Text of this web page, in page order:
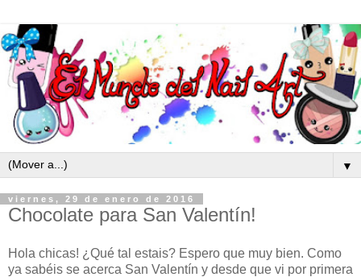
▼
viernes, 29 de enero de 2016
Chocolate para San Valentín!
Hola chicas! ¿Qué tal estais? Espero que muy bien. Como
ya sabéis se acerca San Valentín y desde que vi por primera